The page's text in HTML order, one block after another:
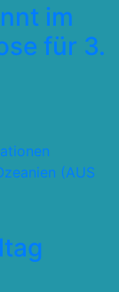
im
für 3.
(AUS